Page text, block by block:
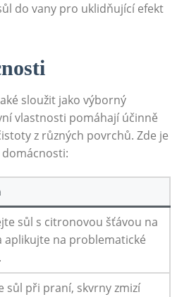
do vany pro uklidňující efekt
sloužit jako výborný
vlastnosti pomáhají účinně
z různých povrchů. Zde je
sůl s citronovou šťávou na
aplikujte na problematické
sůl při praní, skvrny zmizí